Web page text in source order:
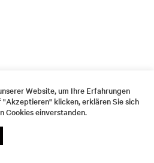
Website, um Ihre Erfahrungen
klicken, erklären Sie sich
Cookies einverstanden.